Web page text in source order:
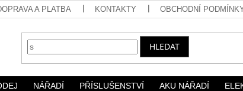
A PLATBA KONTAKTY OBCHODNÍ
HLEDAT
NÁŘADÍ PŘÍSLUŠENSTVÍ AKU NÁŘADÍ